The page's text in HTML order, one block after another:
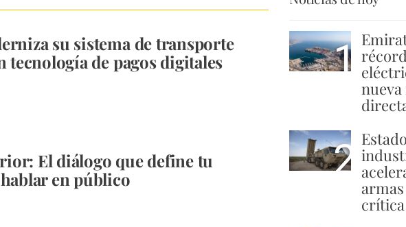
su sistema de transporte
tecnología de pagos digitales
El diálogo que define tu
en público
1
2
crítica